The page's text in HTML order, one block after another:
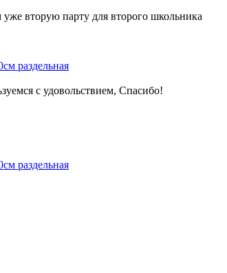
вторую парту для второго школьника
раздельная
с удовольствием, Спасибо!
раздельная